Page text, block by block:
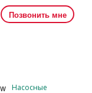
Позвонить мне
Насосные